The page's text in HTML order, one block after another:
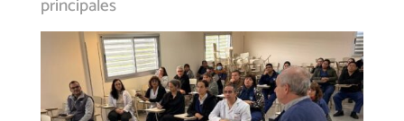
principales